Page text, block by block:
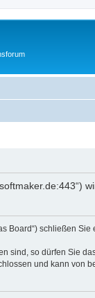
Board“) schließen
sind, so dürfen Sie
und kann von